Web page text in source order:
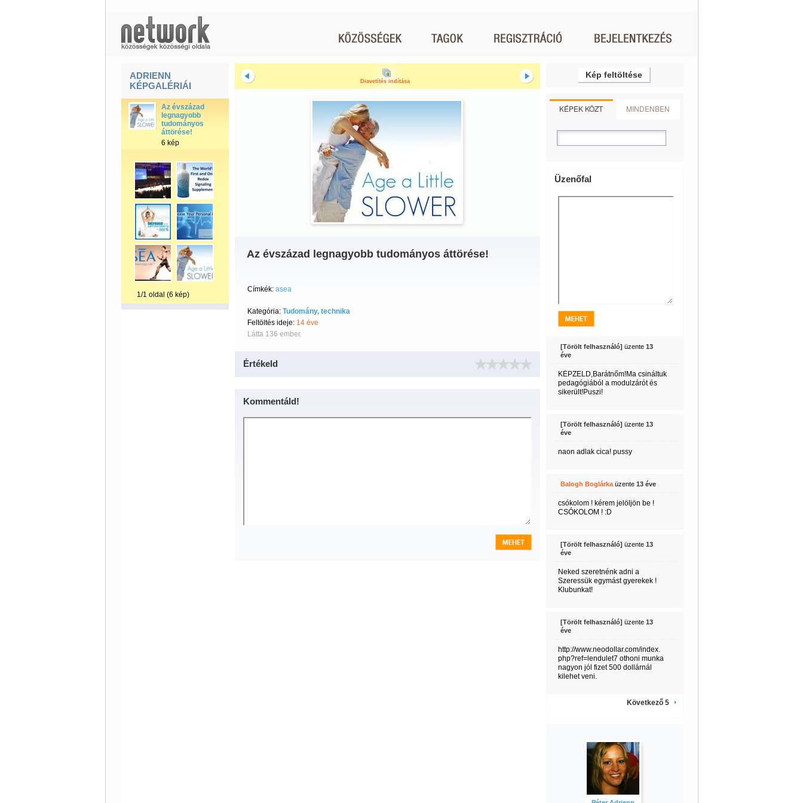
ADRIENN
KÉPGALÉRIÁI
Az évszázad
legnagyobb
tudományos
áttörése!
6 kép
1/1 oldal (6 kép)
Diavetítés indítása
Az évszázad legnagyobb tudományos áttörése!
Címkék: asea
Kategória: Tudomány, technika
Feltöltés ideje: 14 éve
Látta 136 ember.
Értékeld
Kommentáld!
Kép feltöltése
KÉPEK KÖZT MINDENBEN
Üzenőfal
[Törölt felhasználó] üzente 13
éve
KÉPZELD,Barátnőm!Ma csináltuk
pedagógiából a modulzárót és
sikerült!Puszi!
[Törölt felhasználó] üzente 13
éve
naon adlak cica! pussy
Balogh Boglárkaüzente 13 éve
csókolom ! kérem jelöljön be !
CSÓKOLOM ! :D
[Törölt felhasználó] üzente 13
éve
Neked szeretnénk adni a
Szeressük egymást gyerekek !
Klubunkat!
[Törölt felhasználó] üzente 13
éve
http://www.neodollar.com/index.
php?ref=lendulet7 othoni munka
nagyon jól fizet 500 dollárnál
kilehet veni.
Következő 5